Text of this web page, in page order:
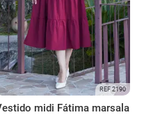
REF 2190
midi Fátima marsala